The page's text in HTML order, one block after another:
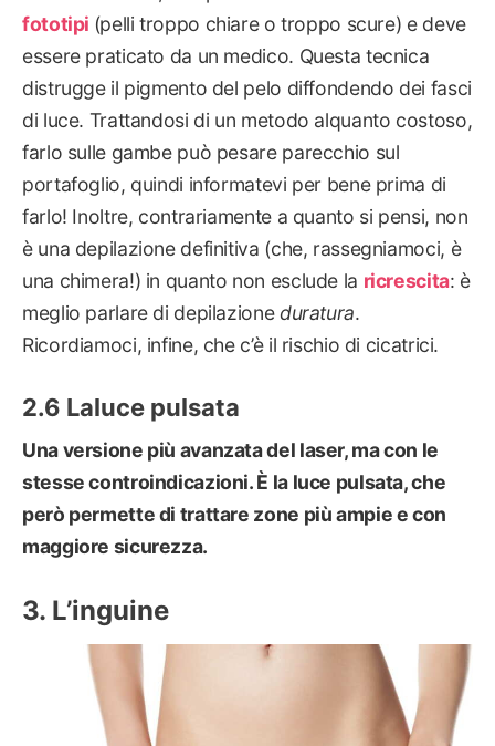
fototipi (pelli troppo chiare o troppo scure) e deve
essere praticato da un medico. Questa tecnica
distrugge il pigmento del pelo diffondendo dei fasci
di luce. Trattandosi di un metodo alquanto costoso,
farlo sulle gambe può pesare parecchio sul
portafoglio, quindi informatevi per bene prima di
farlo! Inoltre, contrariamente a quanto si pensi, non
è una depilazione definitiva (che, rassegniamoci, è
una chimera!) in quanto non esclude la ricrescita: è
meglio parlare di depilazioneduratura.
Ricordiamoci, infine, che c’è il rischio di cicatrici.
Laluce pulsata
Una versione più avanzata del laser, ma con le
stesse controindicazioni. È la luce pulsata, che
però permette di trattare zone più ampie e con
maggiore sicurezza.
L’inguine